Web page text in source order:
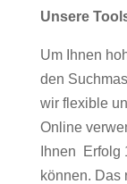
Unsere
Um Ihnen
den
wir flexible
Online
Ihnen Erfolg
können. Das